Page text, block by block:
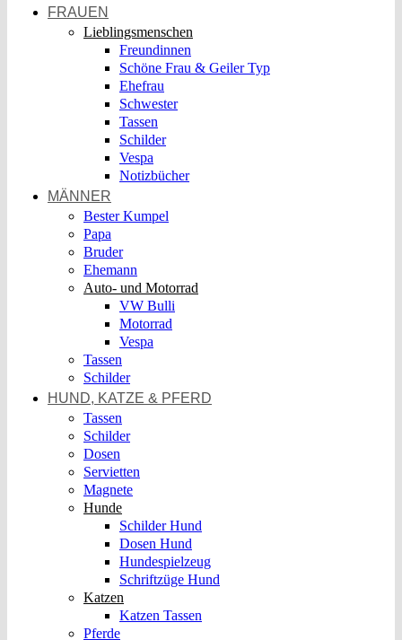
FRAUEN
Lieblingsmenschen
Freundinnen
Schöne Frau & Geiler Typ
Ehefrau
Schwester
Tassen
Schilder
Vespa
Notizbücher
MÄNNER
Bester Kumpel
Papa
Bruder
Ehemann
Auto- und Motorrad
VW Bulli
Motorrad
Vespa
Tassen
Schilder
HUND, KATZE & PFERD
Tassen
Schilder
Dosen
Servietten
Magnete
Hunde
Schilder Hund
Dosen Hund
Hundespielzeug
Schriftzüge Hund
Katzen
Katzen Tassen
Pferde